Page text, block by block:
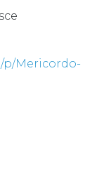
p/Mericordo-